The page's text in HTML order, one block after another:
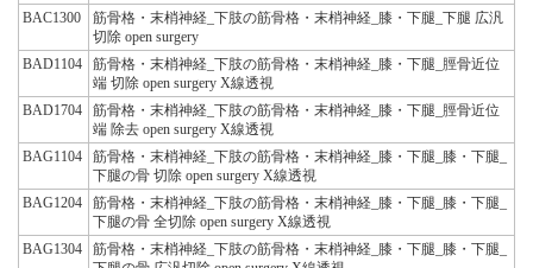
BAC1300
筋骨格・末梢神経_下肢の筋骨格・末梢神経_膝・下腿_下腿 広汎
切除 open surgery
BAD1104
筋骨格・末梢神経_下肢の筋骨格・末梢神経_膝・下腿_脛骨近位
端 切除 open surgery X線透視
BAD1704
筋骨格・末梢神経_下肢の筋骨格・末梢神経_膝・下腿_脛骨近位
端 除去 open surgery X線透視
BAG1104
筋骨格・末梢神経_下肢の筋骨格・末梢神経_膝・下腿_膝・下腿_
下腿の骨 切除 open surgery X線透視
BAG1204
筋骨格・末梢神経_下肢の筋骨格・末梢神経_膝・下腿_膝・下腿_
下腿の骨 全切除 open surgery X線透視
BAG1304
筋骨格・末梢神経_下肢の筋骨格・末梢神経_膝・下腿_膝・下腿_